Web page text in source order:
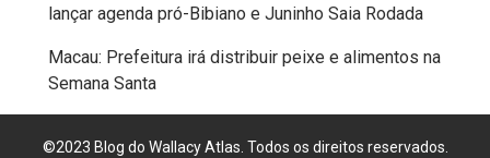
FAKE
NEWS
lançar agenda pró-Bibiano e Juninho Saia Rodada
Macau: Prefeitura irá distribuir peixe e alimentos na
Semana Santa
©2023 Blog do Wallacy Atlas. Todos os direitos reservados.